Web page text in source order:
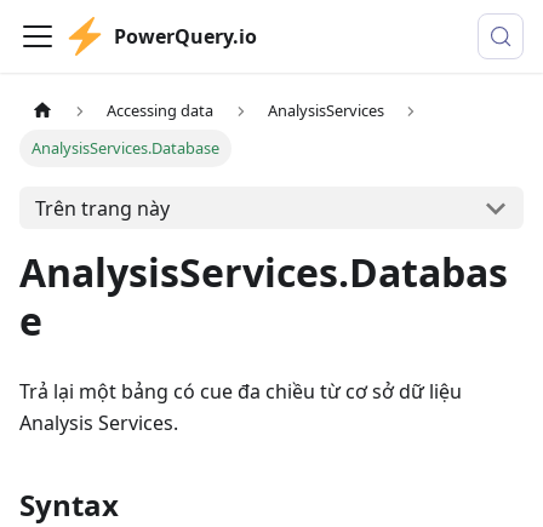
PowerQuery.io
Accessing data
AnalysisServices
AnalysisServices.Database
Trên trang này
AnalysisServices.Databas
e
Trả lại một bảng có cue đa chiều từ cơ sở dữ liệu
Analysis Services.
Syntax